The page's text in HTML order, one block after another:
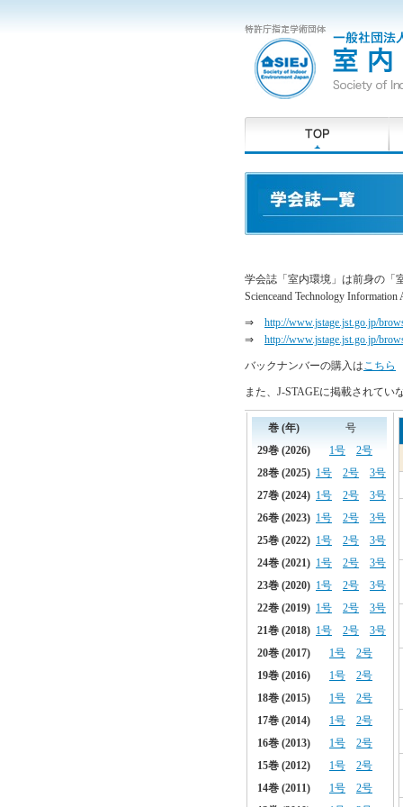
学会誌「室内環境」は前身の「
Scienceand Technology
⇒ http://www.jstage.jst.go.jp/
⇒ http://www.jstage.jst.go.jp/
バックナンバーの購入はこちら
また、J-STAGEに掲載されて